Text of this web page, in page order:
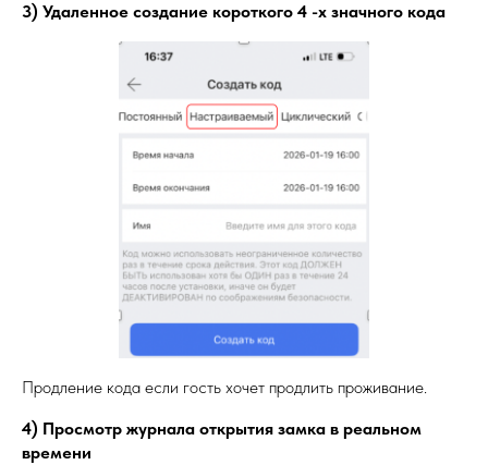
3) Удаленное создание короткого 4 -х значного кода
Продление кода если гость хочет продлить проживание.
4) Просмотр журнала открытия замка в реальном
времени